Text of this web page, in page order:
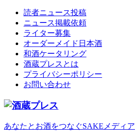
読者ニュース投稿
ニュース掲載依頼
ライター募集
オーダーメイド日本酒
和酒ケータリング
酒蔵プレスとは
プライバシーポリシー
お問い合わせ
あなたとお酒をつなぐSAKEメディア